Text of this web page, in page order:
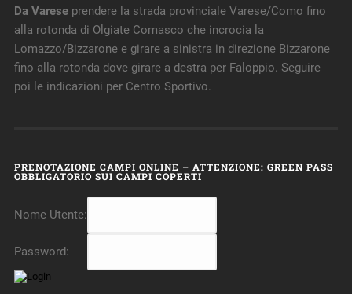
Da Vareseprendere la strada provinciale Varese/Como fino
alla rotonda di Olgiate Comasco che incrocia la
Lomazzo/Bizzarone e girare a sinistra in direzione Bizzarone
fino alla rotonda dove girare a destra per Faloppio. Seguire
poi le indicazioni per Centro Sportivo.
PRENOTAZIONE CAMPI ONLINE – ATTENZIONE: GREEN PASS
OBBLIGATORIO SUI CAMPI COPERTI
Nome Utente:
Password: